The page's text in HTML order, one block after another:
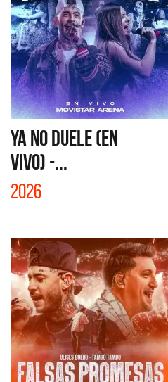
YA NO DUELE (EN
VIVO) -...
2026